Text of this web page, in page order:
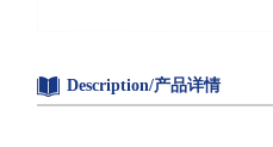
Description/产品详情